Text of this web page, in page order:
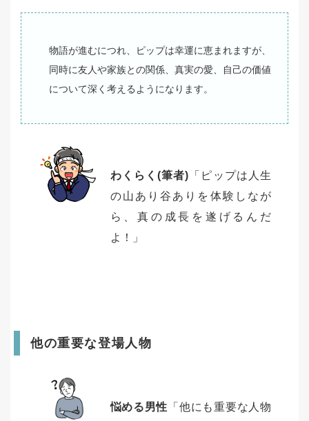
物語が進むにつれ、ピップは幸運に恵まれますが、
同時に友人や家族との関係、真実の愛、自己の価値
について深く考えるようになります。
わくらく(筆者) 「ピップは人生
の山あり谷ありを体験しなが
ら、真の成長を遂げるんだ
よ！」
他の重要な登場人物
悩める男性 「他にも重要な人物